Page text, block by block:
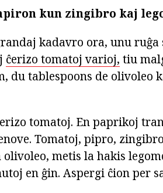
kun zingibro kaj
kadavro ora, unu
ĉerizo tomatoj varioj, tiu
du tablespoons de olivoleo
tomatoj. En paprikoj
Tomatoj, pipro,
olivoleo, metis la hakis
en ĝin. Aspergi ĉion per